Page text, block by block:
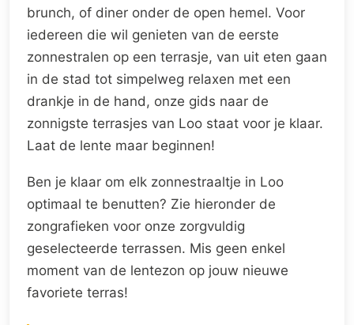
brunch, of diner onder de open hemel. Voor
iedereen die wil genieten van de eerste
zonnestralen op een terrasje, van uit eten gaan
in de stad tot simpelweg relaxen met een
drankje in de hand, onze gids naar de
zonnigste terrasjes van Loo staat voor je klaar.
Laat de lente maar beginnen!
Ben je klaar om elk zonnestraaltje in Loo
optimaal te benutten? Zie hieronder de
zongrafieken voor onze zorgvuldig
geselecteerde terrassen. Mis geen enkel
moment van de lentezon op jouw nieuwe
favoriete terras!